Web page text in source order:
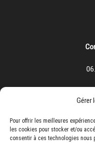
Gérer
Pour offrir les meilleures
les cookies pour stocker et/ou
consentir à ces technologies nous